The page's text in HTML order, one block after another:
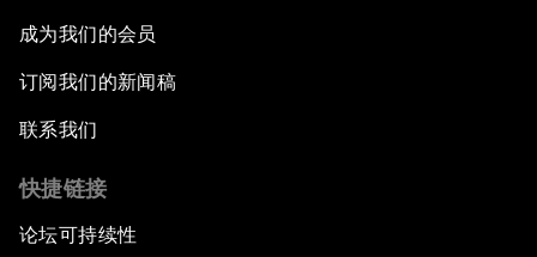
成为我们的会员
订阅我们的新闻稿
联系我们
快捷链接
论坛可持续性